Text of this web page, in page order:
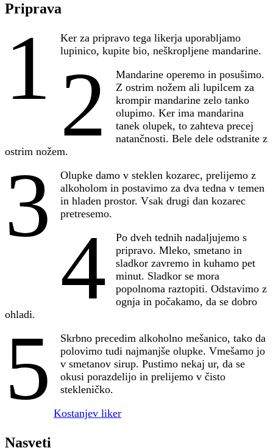
Priprava
1
Ker za pripravo tega likerja uporabljamo
lupinico, kupite bio, neškropljene mandarine.
2
Mandarine operemo in posušimo.
Z ostrim nožem ali lupilcem za
krompir mandarine zelo tanko
olupimo. Ker ima mandarina
tanek olupek, to zahteva precej
natančnosti. Bele dele odstranite z
ostrim nožem.
3
Olupke damo v steklen kozarec, prelijemo z
alkoholom in postavimo za dva tedna v temen
in hladen prostor. Vsak drugi dan kozarec
pretresemo.
4
Po dveh tednih nadaljujemo s
pripravo. Mleko, smetano in
sladkor zavremo in kuhamo pet
minut. Sladkor se mora
popolnoma raztopiti. Odstavimo z
ognja in počakamo, da se dobro
ohladi.
5
Skrbno precedim alkoholno mešanico, tako da
polovimo tudi najmanjše olupke. Vmešamo jo
v smetanov sirup. Pustimo nekaj ur, da se
okusi porazdelijo in prelijemo v čisto
stekleničko.
Kostanjev liker
Nasveti